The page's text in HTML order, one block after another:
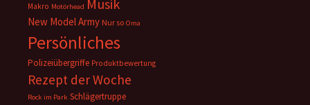
Makro Motörhead Musik
New Model Army Nur so Oma
Persönliches
Polizeiübergriffe Produktbewertung
Rezept der Woche
Rock im Park Schlägertruppe